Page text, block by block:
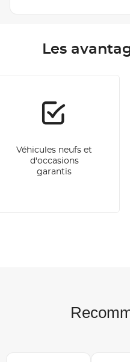
Les
Véhicules neufs et
d'occasions
garantis